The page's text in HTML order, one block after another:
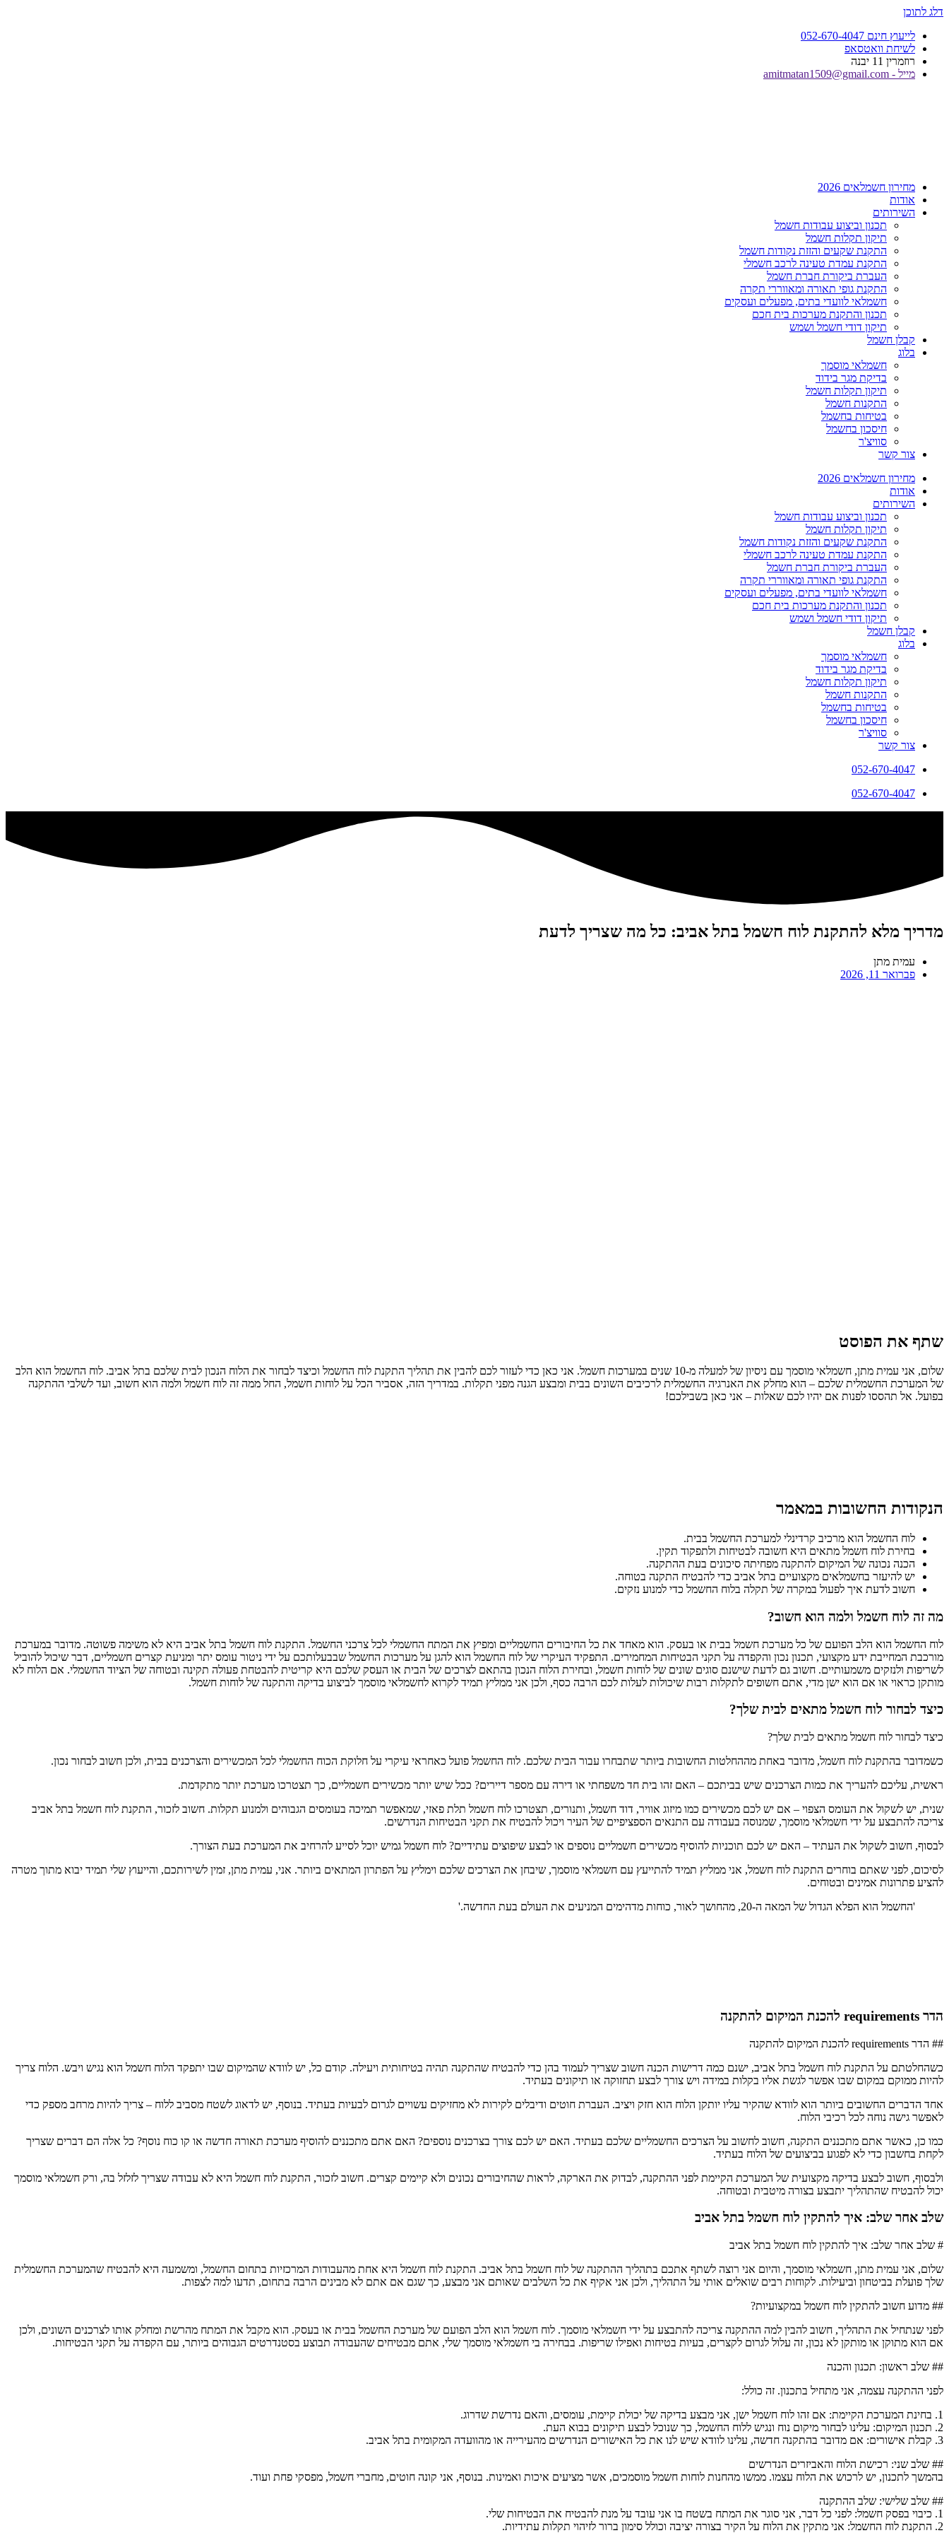
דלג לתוכן
לייעוץ חינם 052-670-4047
לשיחת וואטסאפ
רוזמרין 11 יבנה
מייל - amitmatan1509@gmail.com
מחירון חשמלאים 2026
אודות
השירותים
תכנון וביצוע עבודות חשמל
תיקון תקלות חשמל
התקנת שקעים והזזת נקודות חשמל
התקנת עמדת טעינה לרכב חשמלי
העברת ביקורת חברת חשמל
התקנת גופי תאורה ומאווררי תקרה
חשמלאי לוועדי בתים, מפעלים ועסקים
תכנון והתקנת מערכות בית חכם
תיקון דודי חשמל ושמש
קבלן חשמל
בלוג
חשמלאי מוסמך
בדיקת מגר בידוד
תיקון תקלות חשמל
התקנות חשמל
בטיחות בחשמל
חיסכון בחשמל
סוויצ'ר
צור קשר
מחירון חשמלאים 2026
אודות
השירותים
תכנון וביצוע עבודות חשמל
תיקון תקלות חשמל
התקנת שקעים והזזת נקודות חשמל
התקנת עמדת טעינה לרכב חשמלי
העברת ביקורת חברת חשמל
התקנת גופי תאורה ומאווררי תקרה
חשמלאי לוועדי בתים, מפעלים ועסקים
תכנון והתקנת מערכות בית חכם
תיקון דודי חשמל ושמש
קבלן חשמל
בלוג
חשמלאי מוסמך
בדיקת מגר בידוד
תיקון תקלות חשמל
התקנות חשמל
בטיחות בחשמל
חיסכון בחשמל
סוויצ'ר
צור קשר
052-670-4047
052-670-4047
מדריך מלא להתקנת לוח חשמל בתל אביב: כל מה שצריך לדעת
עמית מתן
פברואר 11, 2026
שתף את הפוסט
שלום, אני עמית מתן, חשמלאי מוסמך עם ניסיון של למעלה מ-10 שנים במערכות חשמל. אני כאן כדי לעזור לכם להבין את תהליך התקנת לוח החשמל וכיצד לבחור את הלוח הנכון לבית שלכם בתל אביב. לוח החשמל הוא הלב
של המערכת החשמלית שלכם – הוא מחלק את האנרגיה החשמלית לרכיבים השונים בבית ומבצע הגנה מפני תקלות. במדריך הזה, אסביר הכל על לוחות חשמל, החל ממה זה לוח חשמל ולמה הוא חשוב, ועד לשלבי ההתקנה
בפועל. אל תהססו לפנות אם יהיו לכם שאלות – אני כאן בשבילכם!
הנקודות החשובות במאמר
לוח החשמל הוא מרכיב קרדינלי למערכת החשמל בבית.
בחירת לוח חשמל מתאים היא חשובה לבטיחות ולתפקוד תקין.
הכנה נכונה של המיקום להתקנה מפחיתה סיכונים בעת ההתקנה.
יש להיעזר בחשמלאים מקצועיים בתל אביב כדי להבטיח התקנה בטוחה.
חשוב לדעת איך לפעול במקרה של תקלה בלוח החשמל כדי למנוע נזקים.
מה זה לוח חשמל ולמה הוא חשוב?
לוח החשמל הוא הלב הפועם של כל מערכת חשמל בבית או בעסק. הוא מאחד את כל החיבורים החשמליים ומפיץ את המתח החשמלי לכל צרכני החשמל. התקנת לוח חשמל בתל אביב היא לא משימה פשוטה. מדובר במערכת
מורכבת המחייבת ידע מקצועי, תכנון נכון והקפדה על תקני הבטיחות המחמירים. התפקיד העיקרי של לוח החשמל הוא להגן על מערכות החשמל שבבעלותכם על ידי ניטור עומס יתר ומניעת קצרים חשמליים, דבר שיכול להוביל
לשריפות ולנזקים משמעותיים. חשוב גם לדעת שישנם סוגים שונים של לוחות חשמל, ובחירת הלוח הנכון בהתאם לצרכים של הבית או העסק שלכם היא קריטית להבטחת פעולה תקינה ובטוחה של הציוד החשמלי. אם הלוח לא
מותקן כראוי או אם הוא ישן מדי, אתם חשופים לתקלות רבות שיכולות לעלות לכם הרבה כסף, ולכן אני ממליץ תמיד לקרוא לחשמלאי מוסמך לביצוע בדיקה והתקנה של לוחות חשמל.
כיצד לבחור לוח חשמל מתאים לבית שלך?
כיצד לבחור לוח חשמל מתאים לבית שלך?
כשמדובר בהתקנת לוח חשמל, מדובר באחת מההחלטות החשובות ביותר שתבחרו עבור הבית שלכם. לוח החשמל פועל כאחראי עיקרי על חלוקת הכוח החשמלי לכל המכשירים והצרכנים בבית, ולכן חשוב לבחור נכון.
ראשית, עליכם להעריך את כמות הצרכנים שיש בביתכם – האם זהו בית חד משפחתי או דירה עם מספר דיירים? ככל שיש יותר מכשירים חשמליים, כך תצטרכו מערכת יותר מתקדמת.
שנית, יש לשקול את העומס הצפוי – אם יש לכם מכשירים כמו מיזוג אוויר, דוד חשמל, ותנורים, תצטרכו לוח חשמל תלת פאזי, שמאפשר תמיכה בעומסים הגבוהים ולמנוע תקלות. חשוב לזכור, התקנת לוח חשמל בתל אביב
צריכה להתבצע על ידי חשמלאי מוסמך, שמנוסה בעבודה עם התנאים הספציפיים של העיר ויכול להבטיח את תקני הבטיחות הנדרשים.
לבסוף, חשוב לשקול את העתיד – האם יש לכם תוכניות להוסיף מכשירים חשמליים נוספים או לבצע שיפוצים עתידיים? לוח חשמל גמיש יוכל לסייע להרחיב את המערכת בעת הצורך.
לסיכום, לפני שאתם בוחרים התקנת לוח חשמל, אני ממליץ תמיד להתייעץ עם חשמלאי מוסמך, שיבחן את הצרכים שלכם וימליץ על הפתרון המתאים ביותר. אני, עמית מתן, זמין לשירותכם, והייעוץ שלי תמיד יבוא מתוך מטרה
להציע פתרונות אמינים ובטוחים.
'החשמל הוא הפלא הגדול של המאה ה-20, מהחושך לאור, כוחות מדהימים המניעים את העולם בעת החדשה.'
הדר requirements להכנת המיקום להתקנה
## הדר requirements להכנת המיקום להתקנה
כשהחלטתם על התקנת לוח חשמל בתל אביב, ישנם כמה דרישות הכנה חשוב שצריך לעמוד בהן כדי להבטיח שהתקנה תהיה בטיחותית ויעילה. קודם כל, יש לוודא שהמיקום שבו יתפקד הלוח חשמל הוא נגיש ויבש. הלוח צריך
להיות ממוקם במקום שבו אפשר לגשת אליו בקלות במידה ויש צורך לבצע תחזוקה או תיקונים בעתיד.
אחד הדברים החשובים ביותר הוא לוודא שהקיר עליו יותקן הלוח הוא חזק ויציב. העברת חוטים ודיבלים לקירות לא מחזיקים עשויים לגרום לבעיות בעתיד. בנוסף, יש לדאוג לשטח מסביב ללוח – צריך להיות מרחב מספק כדי
לאפשר גישה נוחה לכל רכיבי הלוח.
כמו כן, כאשר אתם מתכננים התקנה, חשוב לחשוב על הצרכים החשמליים שלכם בעתיד. האם יש לכם צורך בצרכנים נוספים? האם אתם מתכננים להוסיף מערכת תאורה חדשה או קו כוח נוסף? כל אלה הם דברים שצריך
לקחת בחשבון כדי לא לפגוע בביצועים של הלוח בעתיד.
ולבסוף, חשוב לבצע בדיקה מקצועית של המערכת הקיימת לפני ההתקנה, לבדוק את הארקה, לראות שהחיבורים נכונים ולא קיימים קצרים. חשוב לזכור, התקנת לוח חשמל היא לא עבודה שצריך לזלזל בה, ורק חשמלאי מוסמך
יכול להבטיח שהתהליך יתבצע בצורה מיטבית ובטוחה.
שלב אחר שלב: איך להתקין לוח חשמל בתל אביב
# שלב אחר שלב: איך להתקין לוח חשמל בתל אביב
שלום, אני עמית מתן, חשמלאי מוסמך, והיום אני רוצה לשתף אתכם בתהליך ההתקנה של לוח חשמל בתל אביב. התקנת לוח חשמל היא אחת מהעבודות המרכזיות בתחום החשמל, ומשמעה היא להבטיח שהמערכת החשמלית
שלך פועלת בביטחון וביעילות. לקוחות רבים שואלים אותי על התהליך, ולכן אני אקיף את כל השלבים שאותם אני מבצע, כך שגם אם אתם לא מבינים הרבה בתחום, תדעו למה לצפות.
## מדוע חשוב להתקין לוח חשמל במקצועיות?
לפני שנתחיל את התהליך, חשוב להבין למה ההתקנה צריכה להתבצע על ידי חשמלאי מוסמך. לוח חשמל הוא הלב הפועם של מערכת החשמל בבית או בעסק. הוא מקבל את המתח מהרשת ומחלק אותו לצרכנים השונים, ולכן
אם הוא מתוקן או מותקן לא נכון, זה עלול לגרום לקצרים, בעיות בטיחות ואפילו שריפות. בבחירה בי חשמלאי מוסמך שלי, אתם מבטיחים שהעבודה תבוצע בסטנדרטים הגבוהים ביותר, עם הקפדה על תקני הבטיחות.
## שלב ראשון: תכנון והכנה
לפני ההתקנה עצמה, אני מתחיל בתכנון. זה כולל:
1. בחינת המערכת הקיימת: אם זהו לוח חשמל ישן, אני מבצע בדיקה של יכולת קיימת, עומסים, והאם נדרשת שדרוג.
2. תכנון המיקום: עלינו לבחור מיקום נוח ונגיש ללוח החשמל, כך שנוכל לבצע תיקונים בבוא העת.
3. קבלת אישורים: אם מדובר בהתקנה חדשה, עלינו לוודא שיש לנו את כל האישורים הנדרשים מהעירייה או מהוועדה המקומית בתל אביב.
## שלב שני: רכישת הלוח והאביזרים הנדרשים
בהמשך לתכנון, יש לרכוש את הלוח עצמו. ממשו מהחנות לוחות חשמל מוסמכים, אשר מציעים איכות ואמינות. בנוסף, אני קונה חוטים, מחברי חשמל, מפסקי פחת ועוד.
## שלב שלישי: שלב ההתקנה
1. כיבוי בפסק חשמל: לפני כל דבר, אני סוגר את המתח בשטח בו אני עובד על מנת להבטיח את הבטיחות שלי.
2. התקנת לוח החשמל: אני מתקין את הלוח על הקיר בצורה יציבה וכולל סימון ברור לזיהוי תקלות עתידיות.